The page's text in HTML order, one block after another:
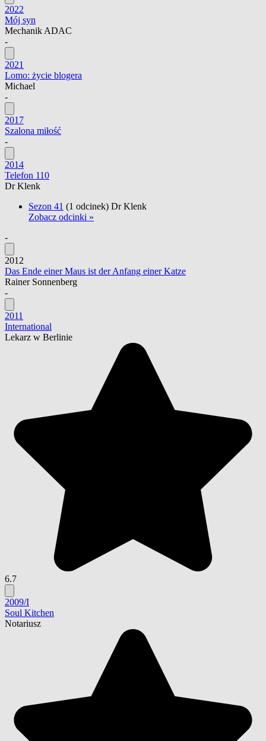
2022
Mój syn
Mechanik ADAC
-
2021
Lomo: życie blogera
Michael
-
2017
Szalona miłość
-
2014
Telefon 110
Dr Klenk
Sezon 41 (1 odcinek) Dr Klenk
Zobacz odcinki »
-
2012
Das Ende einer Maus ist der Anfang einer Katze
Rainer Sonnenberg
-
2011
International
Lekarz w Berlinie
6.7
2009/I
Soul Kitchen
Notariusz